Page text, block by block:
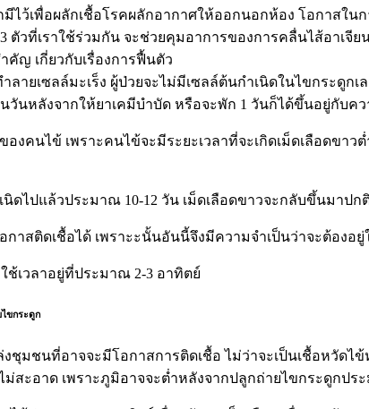
ไว้เพื่อผลักเชื้อโรคผลักอากาศให้ออกนอกห้อง โอกาสใ
ตัวที่เราใช้ร่วมกัน จะช่วยคุมอาการของการคลื่นไส้อาเ
คัญ เกี่ยวกับเรื่องการฟื้นตัว
ลายเซลล์มะเร็ง ผู้ป่วยจะไม่มีเซลล์ต้นกำเนิดในไขกระดู
วันหลังจากให้ยาเคมีบำบัด หรือจะพัก 1 วันก็ได้ขึ้นอยู่กับ
งคนไข้ เพราะคนไข้จะมีระยะเวลาที่จะเกิดเม็ดเลือดขา
ดไปแล้วประมาณ 10-12 วัน เม็ดเลือดขาวจะกลับขึ้นมา
าสติดเชื้อได้ เพราะะนั้นอันนี้จึงมีความจำเป็นว่าจะต้องอ
ช้เวลาอยู่ที่ประมาณ 2-3 อาทิตย์
ขกระดูก
ชุมชนที่อาจจะมีโอกาสการติดเชื้อ ไม่ว่าจะเป็นเชื้อหวัดไ
สะอาด เพราะภูมิอาจจะต่ำหลังจากปลูกถ่ายไขกระดูกปร